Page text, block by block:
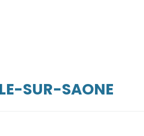
SUR-SAONE